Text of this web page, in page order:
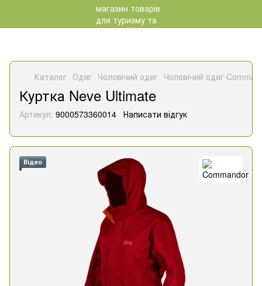
Каталог Одяг Чоловічий одяг Чоловічий одяг
Куртка Neve Ultimate
Артикул: 9000573360014 Написати відгук
Відео